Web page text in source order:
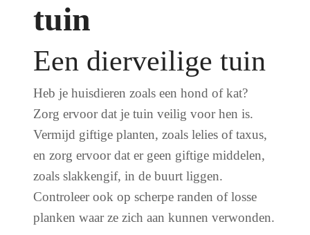
tuin
Een dierveilige tuin
Heb je huisdieren zoals een hond of kat?
Zorg ervoor dat je tuin veilig voor hen is.
Vermijd giftige planten, zoals lelies of taxus,
en zorg ervoor dat er geen giftige middelen,
zoals slakkengif, in de buurt liggen.
Controleer ook op scherpe randen of losse
planken waar ze zich aan kunnen verwonden.